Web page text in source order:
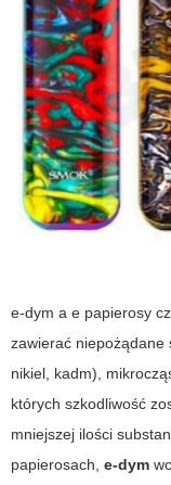
e-dym a e papierosy
zawierać niepożądane
nikiel, kadm),
których szkodliwość
mniejszej ilości
papierosach, e-dym